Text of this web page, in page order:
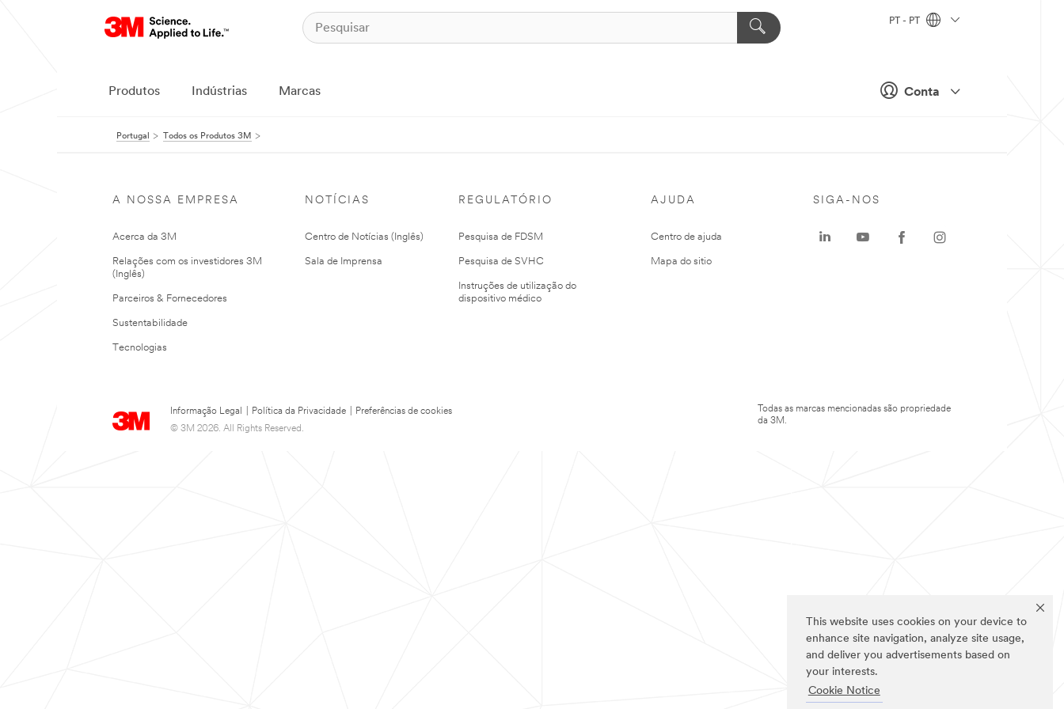
This website uses cookies on your device to
enhance site navigation, analyze site usage,
and deliver you advertisements based on
your interests.
Cookie Notice
Conta
PT - PT
Produtos Indústrias Marcas
Portugal Todos os Produtos 3M
A NOSSA EMPRESA
Acerca da 3M
Relações com os investidores 3M
(Inglês)
Parceiros & Fornecedores
Sustentabilidade
Tecnologias
NOTÍCIAS
Centro de Notícias (Inglês)
Sala de Imprensa
REGULATÓRIO
Pesquisa de FDSM
Pesquisa de SVHC
Instruções de utilização do
dispositivo médico
AJUDA
Centro de ajuda
Mapa do sitio
Informação Legal Política da Privacidade
Preferências de cookies
© 3M 2026. All Rights Reserved.
SIGA-NOS
Todas as marcas mencionadas são propriedade
da 3M.